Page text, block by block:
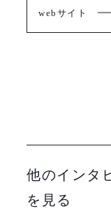
webサイト
他のインタ
を見る